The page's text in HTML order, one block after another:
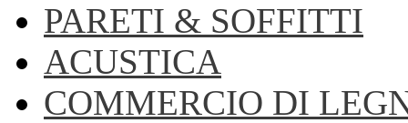
PARETI & SOFFITTI
ACUSTICA
COMMERCIO DI